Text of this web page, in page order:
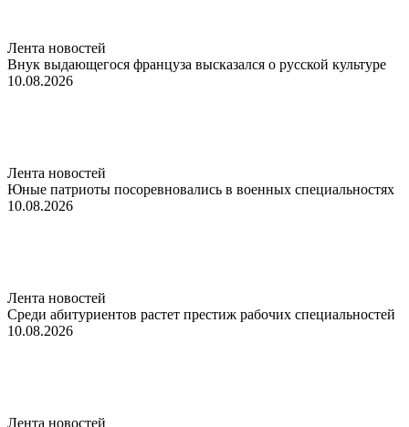
Лента новостей
Внук выдающегося француза высказался о русской культуре
10.08.2026
Лента новостей
Юные патриоты посоревновались в военных специальностях
10.08.2026
Лента новостей
Среди абитуриентов растет престиж рабочих специальностей
10.08.2026
Лента новостей